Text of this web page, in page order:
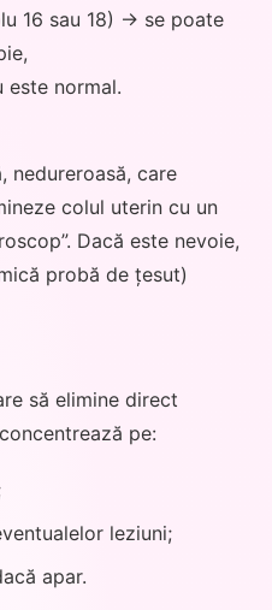
16 sau 18) → se poate
este normal.
nedureroasă, care
colul uterin cu un
Dacă este nevoie,
probă de țesut)
să elimine direct
pe:
leziuni;
apar.